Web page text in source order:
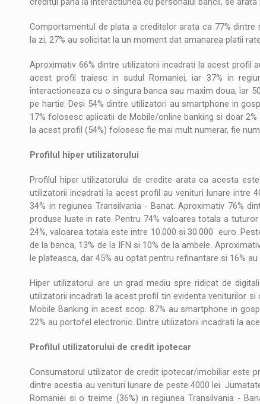
Comportamentul de plata a creditelor arata ca 77%
la zi, 27% au solicitat la un moment dat amanarea platii
Aproximativ 66% dintre utilizatorii incadrati la acest profil
acest profil traiesc in sudul Romaniei, iar 37% in
interactioneaza cu o singura banca sau maxim doua, iar
pe hartie. Desi 54% dintre utilizatori au smartphone in
17% folosesc aplicatii de Mobile/online banking si doar
la acest profil (54%) folosesc fie mai mult numerar, fie
Profilul hiper utilizatorului
Profilul hiper utilizatorului de credite arata ca acesta
utilizatorii incadrati la acest profil au venituri lunare intre
34% in regiunea Transilvania - Banat. Aproximativ 76%
produse luate in rate. Pentru 74% valoarea totala a
24%, valoarea totala este intre 10.000 si 30.000 euro.
de la banca, 13% de la IFN si 10% de la ambele.
le plateasca, dar 45% au optat pentru refinantare si 16%
Hiper utilizatorul are un grad mediu spre ridicat de
utilizatorii incadrati la acest profil tin evidenta veniturilor
Mobile Banking in acest scop. 87% au smartphone in
22% au portofel electronic. Dintre utilizatorii incadrati la
Profilul utilizatorului de credit ipotecar
Consumatorul utilizator de credit ipotecar/imobiliar este
dintre acestia au venituri lunare de peste 4000 lei.
Romaniei si o treime (36%) in regiunea Transilvania -